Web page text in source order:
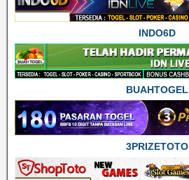
INDO6D
BUAHTOGEL
3PRIZETOTO